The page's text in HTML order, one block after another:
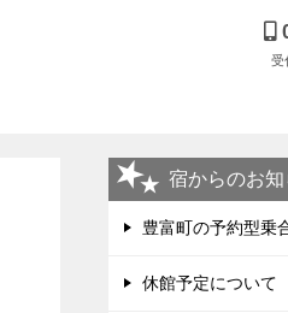
受
宿からのお
豊富町の予約型乗
休館予定について